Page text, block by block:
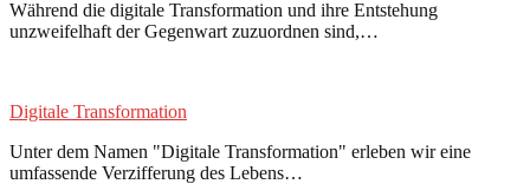
Während die digitale Transformation und ihre Entstehung
unzweifelhaft der Gegenwart zuzuordnen sind,…
Digitale Transformation
Unter dem Namen "Digitale Transformation" erleben wir eine
umfassende Verzifferung des Lebens…